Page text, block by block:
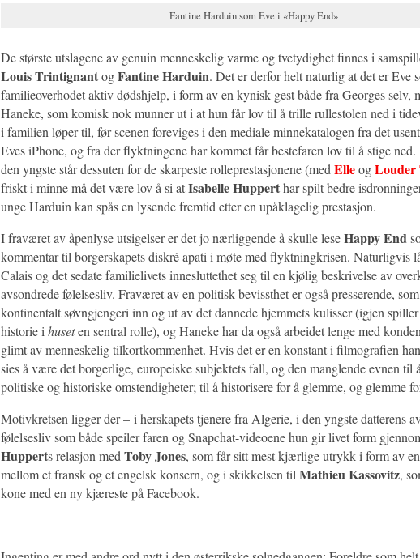
Fantine Harduin som Eve i «Happy End»
De største utslagene av genuin menneskelig varme og tvetydighet finnes i
Louis TrintignantogFantine Harduin. Det er derfor helt naturlig at det er Eve
familieoverhodet aktiv dødshjelp, i form av en kynisk gest både fra Georges selv,
Haneke, som komisk nok munner ut i at hun får lov til å trille rullestolen ned i
i familien løper til, før scenen foreviges i den mediale minnekatalogen fra det
Eves iPhone, og fra der flyktningene har kommet får bestefaren lov til å stige
den yngste står dessuten for de skarpeste rolleprestasjonene (med ElleogLouder
friskt i minne må det være lov å si atIsabelle Hupperthar spilt bedre
unge Harduin kan spås en lysende fremtid etter en upåklagelig prestasjon.
I fraværet av åpenlyse utsigelser er det jo nærliggende å skulle leseHappy End
kommentar til borgerskapets diskré apati i møte med flyktningkrisen. Naturligvis
Calais og det sedate familielivets innesluttethet seg til en kjølig beskrivelse av
avsondrede følelsesliv. Fraværet av en politisk bevissthet er også presserende,
kontinentalt søvngjengeri inn og ut av det dannede hjemmets kulisser (igjen
historie i huseten sentral rolle), og Haneke har da også arbeidet lenge med
glimt av menneskelig tilkortkommenhet. Hvis det er en konstant i filmografien
sies å være det borgerlige, europeiske subjektets fall, og den manglende evnen til
politiske og historiske omstendigheter; til å historisere for å glemme, og glemme
Motivkretsen ligger der – i herskapets tjenere fra Algerie, i den yngste datterens
følelsesliv som både speiler faren og Snapchat-videoene hun gir livet form
Hupperts relasjon med Toby Jones, som får sitt mest kjærlige utrykk i form av en
mellom et fransk og et engelsk konsern, og i skikkelsen til Mathieu Kassovitz,
kone med en ny kjæreste på Facebook.